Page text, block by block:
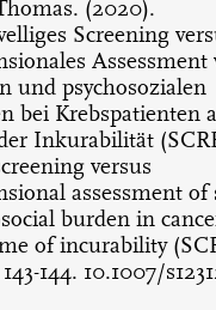
(2020).
Screening
Assessment
und psychosozialen
bei Krebspatienten
Inkurabilität
versus
assessment of
burden in
of incurability
144. 10.1007/